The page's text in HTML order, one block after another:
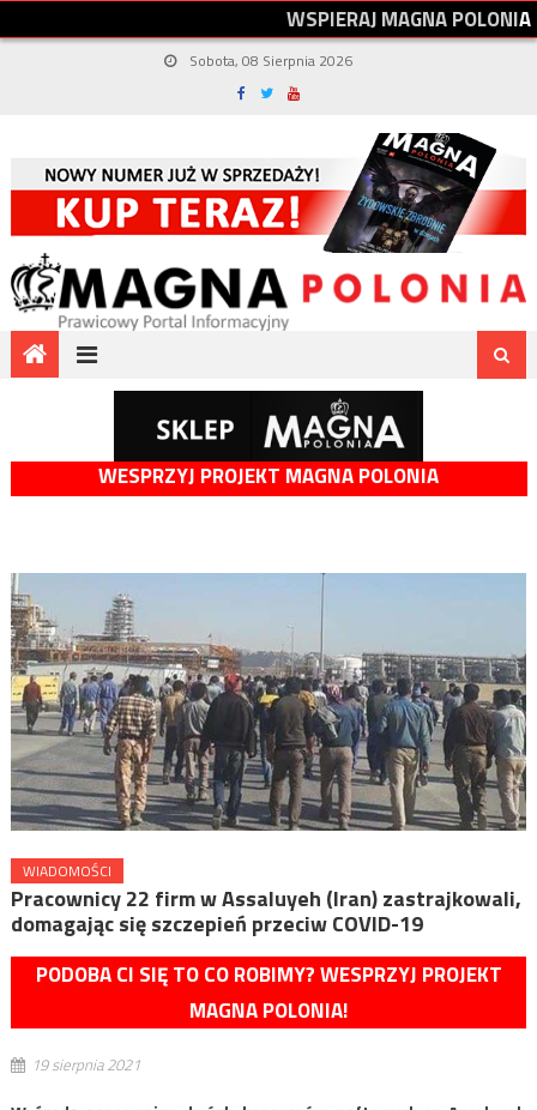
WSPIERAJMAGNAPOLONIA
Sobota, 08 Sierpnia 2026
WESPRZYJ PROJEKT MAGNA POLONIA
WIADOMOŚCI
Pracownicy 22 firm w Assaluyeh (Iran) zastrajkowali,
domagając się szczepień przeciw COVID-19
PODOBA CI SIĘ TO CO ROBIMY? WESPRZYJ PROJEKT
MAGNA POLONIA!
19 sierpnia 2021